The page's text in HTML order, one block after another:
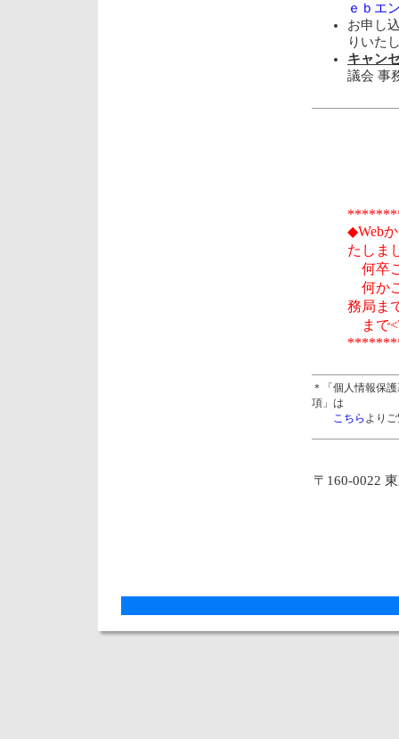
ｅｂエ
お申し
りいた
キャン
議会 事
◆Web
たしま
何卒
何か
務局ま
まで
＊「個人情報保
項」は
こちら より
〒160-0022